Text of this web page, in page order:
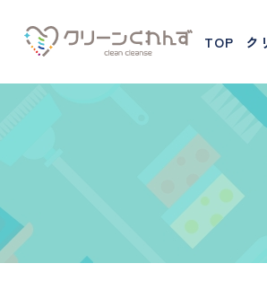
TOP ク